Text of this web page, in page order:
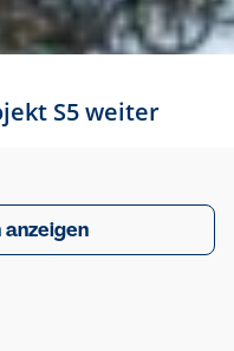
S5 weiter